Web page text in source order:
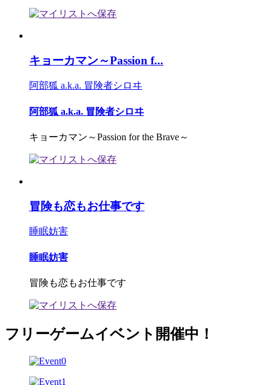
キョーカマン～Passion f...
阿部狐 a.k.a. 冒険者シロヰ
阿部狐 a.k.a. 冒険者シロヰ
キョーカマン～Passion for the Brave～
冒険も恋もお仕事です
睡眠妨害
睡眠妨害
冒険も恋もお仕事です
フリーゲームイベント開催中！